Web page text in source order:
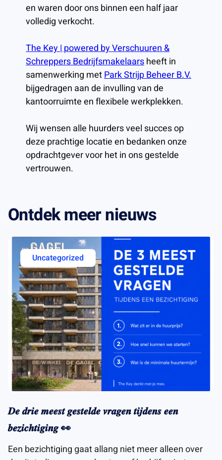
en waren door ons binnen een half jaar
volledig verkocht.
The Key | powered by Verschuuren &
Schreppers Bedrijfsmakelaarsheeft in
samenwerking metPark Strijp Beheer B.V.
bijgedragen aan de invulling van de
kantoorruimte en flexibele werkplekken.
Wij wensen alle huurders veel succes op
deze prachtige locatie en bedanken onze
opdrachtgever voor het in ons gestelde
vertrouwen.
Ontdek meer nieuws
Uncategorized
𝑫𝒆 𝒅𝒓𝒊𝒆 𝒎𝒆𝒆𝒔𝒕 𝒈𝒆𝒔𝒕𝒆𝒍𝒅𝒆 𝒗𝒓𝒂𝒈𝒆𝒏 𝒕𝒊𝒋𝒅𝒆𝒏𝒔 𝒆𝒆𝒏
𝒃𝒆𝒛𝒊𝒄𝒉𝒕𝒊𝒈𝒊𝒏𝒈 👀
Een bezichtiging gaat allang niet meer alleen over